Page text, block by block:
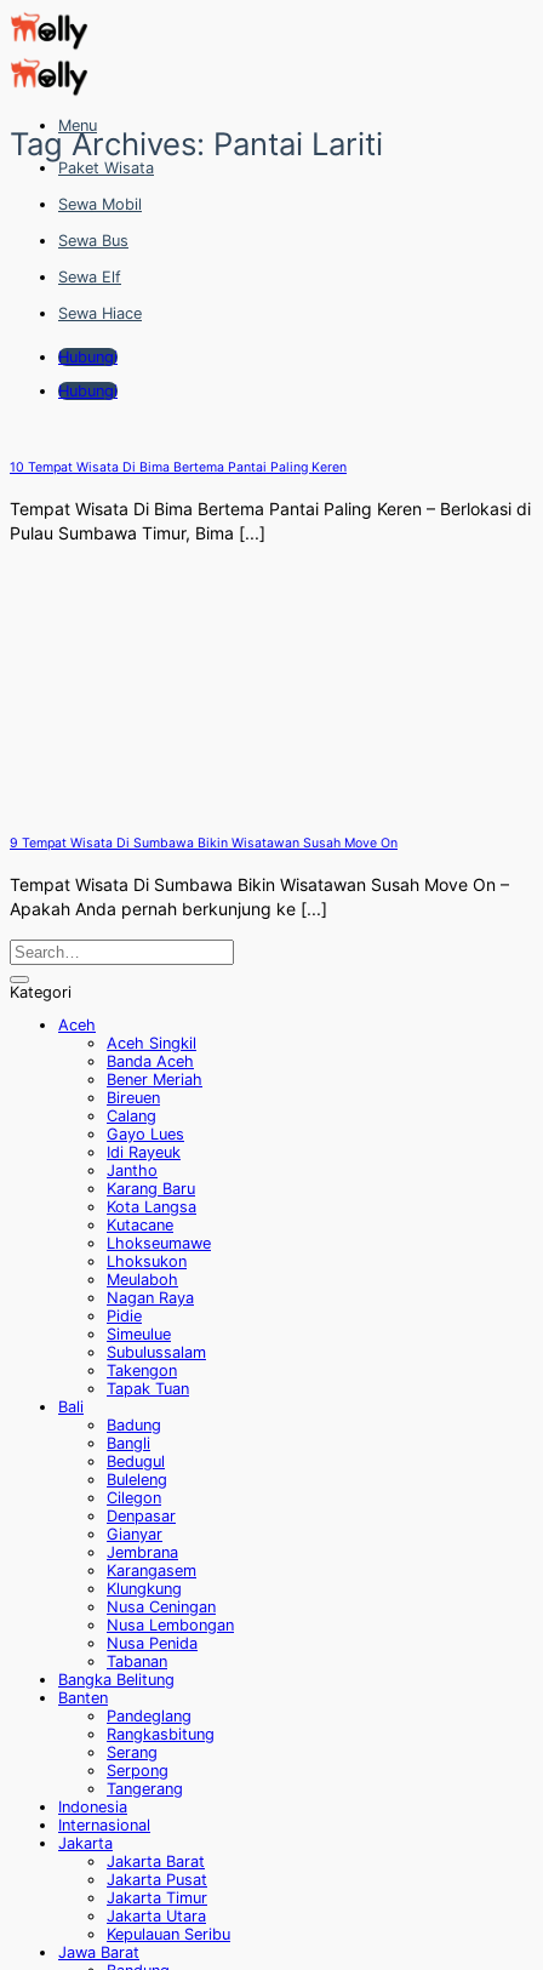
Skip
to
content
Menu
Paket Wisata
Sewa Mobil
Sewa Bus
Sewa Elf
Sewa Hiace
Hubungi
Hubungi
Tag Archives: Pantai Lariti
10 Tempat Wisata Di Bima Bertema Pantai Paling Keren
Tempat Wisata Di Bima Bertema Pantai Paling Keren – Berlokasi di
Pulau Sumbawa Timur, Bima [...]
9 Tempat Wisata Di Sumbawa Bikin Wisatawan Susah Move On
Tempat Wisata Di Sumbawa Bikin Wisatawan Susah Move On –
Apakah Anda pernah berkunjung ke [...]
Kategori
Aceh
Aceh Singkil
Banda Aceh
Bener Meriah
Bireuen
Calang
Gayo Lues
Idi Rayeuk
Jantho
Karang Baru
Kota Langsa
Kutacane
Lhokseumawe
Lhoksukon
Meulaboh
Nagan Raya
Pidie
Simeulue
Subulussalam
Takengon
Tapak Tuan
Bali
Badung
Bangli
Bedugul
Buleleng
Cilegon
Denpasar
Gianyar
Jembrana
Karangasem
Klungkung
Nusa Ceningan
Nusa Lembongan
Nusa Penida
Tabanan
Bangka Belitung
Banten
Pandeglang
Rangkasbitung
Serang
Serpong
Tangerang
Indonesia
Internasional
Jakarta
Jakarta Barat
Jakarta Pusat
Jakarta Timur
Jakarta Utara
Kepulauan Seribu
Jawa Barat